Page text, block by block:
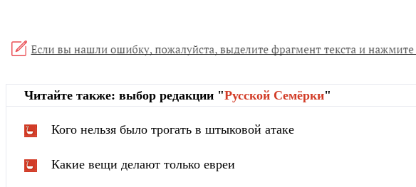
Читайте также: выбор редакции "Русской Cемёрки"
Кого нельзя было трогать в штыковой атаке
Какие вещи делают только евреи